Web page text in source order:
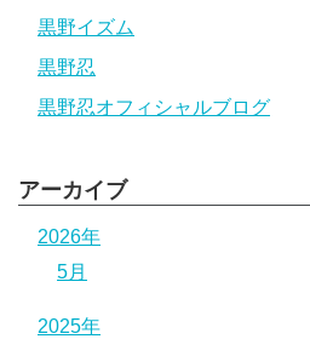
黒野イズム
黒野忍
黒野忍オフィシャルブログ
アーカイブ
2026年
5月
2025年